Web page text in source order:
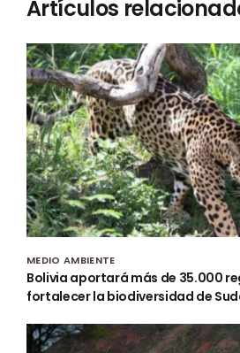
Artículos
MEDIO AMBIENTE
Bolivia aportará más de 35.000
fortalecer la biodiversidad de